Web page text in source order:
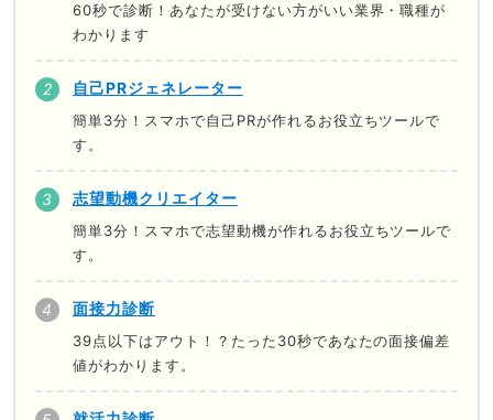
60秒で診断！あなたが受けない方がいい業界・職種が
わかります
自己PRジェネレーター
簡単3分！スマホで自己PRが作れるお役立ちツールで
す。
志望動機クリエイター
簡単3分！スマホで志望動機が作れるお役立ちツールで
す。
面接力診断
39点以下はアウト！？たった30秒であなたの面接偏差
値がわかります。